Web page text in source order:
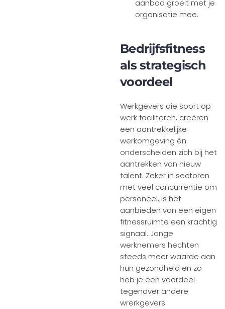
aanbod groeit met je
organisatie mee.
Bedrijfsfitness
als strategisch
voordeel
Werkgevers die sport op
werk faciliteren, creëren
een aantrekkelijke
werkomgeving én
onderscheiden zich bij het
aantrekken van nieuw
talent. Zeker in sectoren
met veel concurrentie om
personeel, is het
aanbieden van een eigen
fitnessruimte een krachtig
signaal. Jonge
werknemers hechten
steeds meer waarde aan
hun gezondheid en zo
heb je een voordeel
tegenover andere
wrerkgevers